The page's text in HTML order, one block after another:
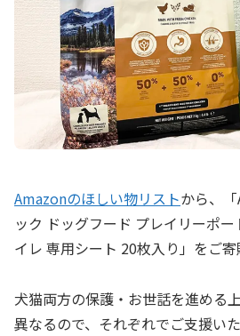
Amazonのほしい物リストから、
ック ドッグフード プレイリーポ
イレ 専用シート 20枚入り」をご寄
犬猫両方の保護・お世話を進める
異なるので、それぞれでご支援い